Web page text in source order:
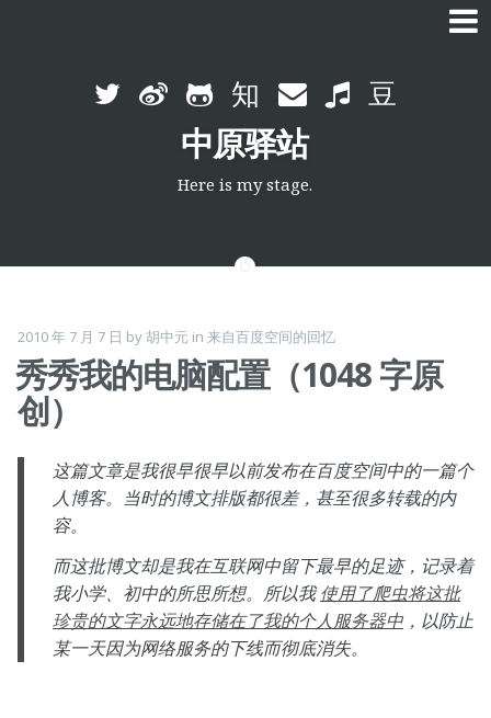
Skip
中原驿站
Here is my stage.
2010 年 7 月 7 日 by胡中元 in 来自百度空间的回忆
秀秀我的电脑配置（1048 字原
创）
这篇文章是我很早很早以前发布在百度空间中的一篇个
人博客。当时的博文排版都很差，甚至很多转载的内
容。
而这批博文却是我在互联网中留下最早的足迹，记录着
我小学、初中的所思所想。所以我使用了爬虫将这批
珍贵的文字永远地存储在了我的个人服务器中，以防止
某一天因为网络服务的下线而彻底消失。